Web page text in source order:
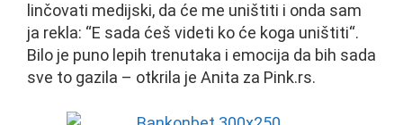
linčovati medijski, da će me uništiti i onda sam
ja rekla: “E sada ćeš videti ko će koga uništiti“.
Bilo je puno lepih trenutaka i emocija da bih sada
sve to gazila – otkrila je Anita za Pink.rs.